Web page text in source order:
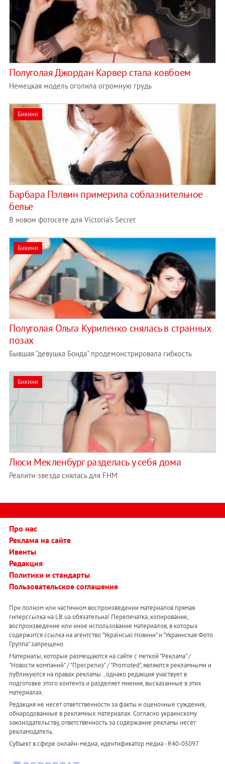
Полуголая Джордан Карвер стала ковбоем
Немецкая модель оголила огромную грудь
Бикини
Барбара Пэлвин примерила соблазнительное
белье
В новом фотосете для Victoria’s Secret
Бикини
Полуголая Ольга Куриленко снялась в странных
позах
Бывшая "девушка Бонда" продемонстрировала гибкость
Бикини
Люси Мекленбург разделась у себя дома
Реалити-звезда снялась для FHM
Про нас
Реклама на сайте
Ивенты
Редакция
Политики и стандарты
Пользовательское соглашение
При полном или частичном воспроизведении материалов прямая
гиперссылка на LB.ua обязательна! Перепечатка, копирование,
воспроизведение или иное использование материалов, в которых
содержится ссылка на агентство "Українськi Новини" и "Украинская Фото
Группа" запрещено.
Материалы, которые размещаются на сайте с меткой "Реклама" /
"Новости компаний" / "Пресрелиз" / "Promoted", являются рекламными и
публикуются на правах рекламы. , однако редакция участвует в
подготовке этого контента и разделяет мнения, высказанные в этих
материалах.
Редакция не несет ответственности за факты и оценочные суждения,
обнародованные в рекламных материалах. Согласно украинскому
законодательству, ответственность за содержание рекламы несет
рекламодатель.
Субъект в сфере онлайн-медиа; идентификатор медиа - R40-05097